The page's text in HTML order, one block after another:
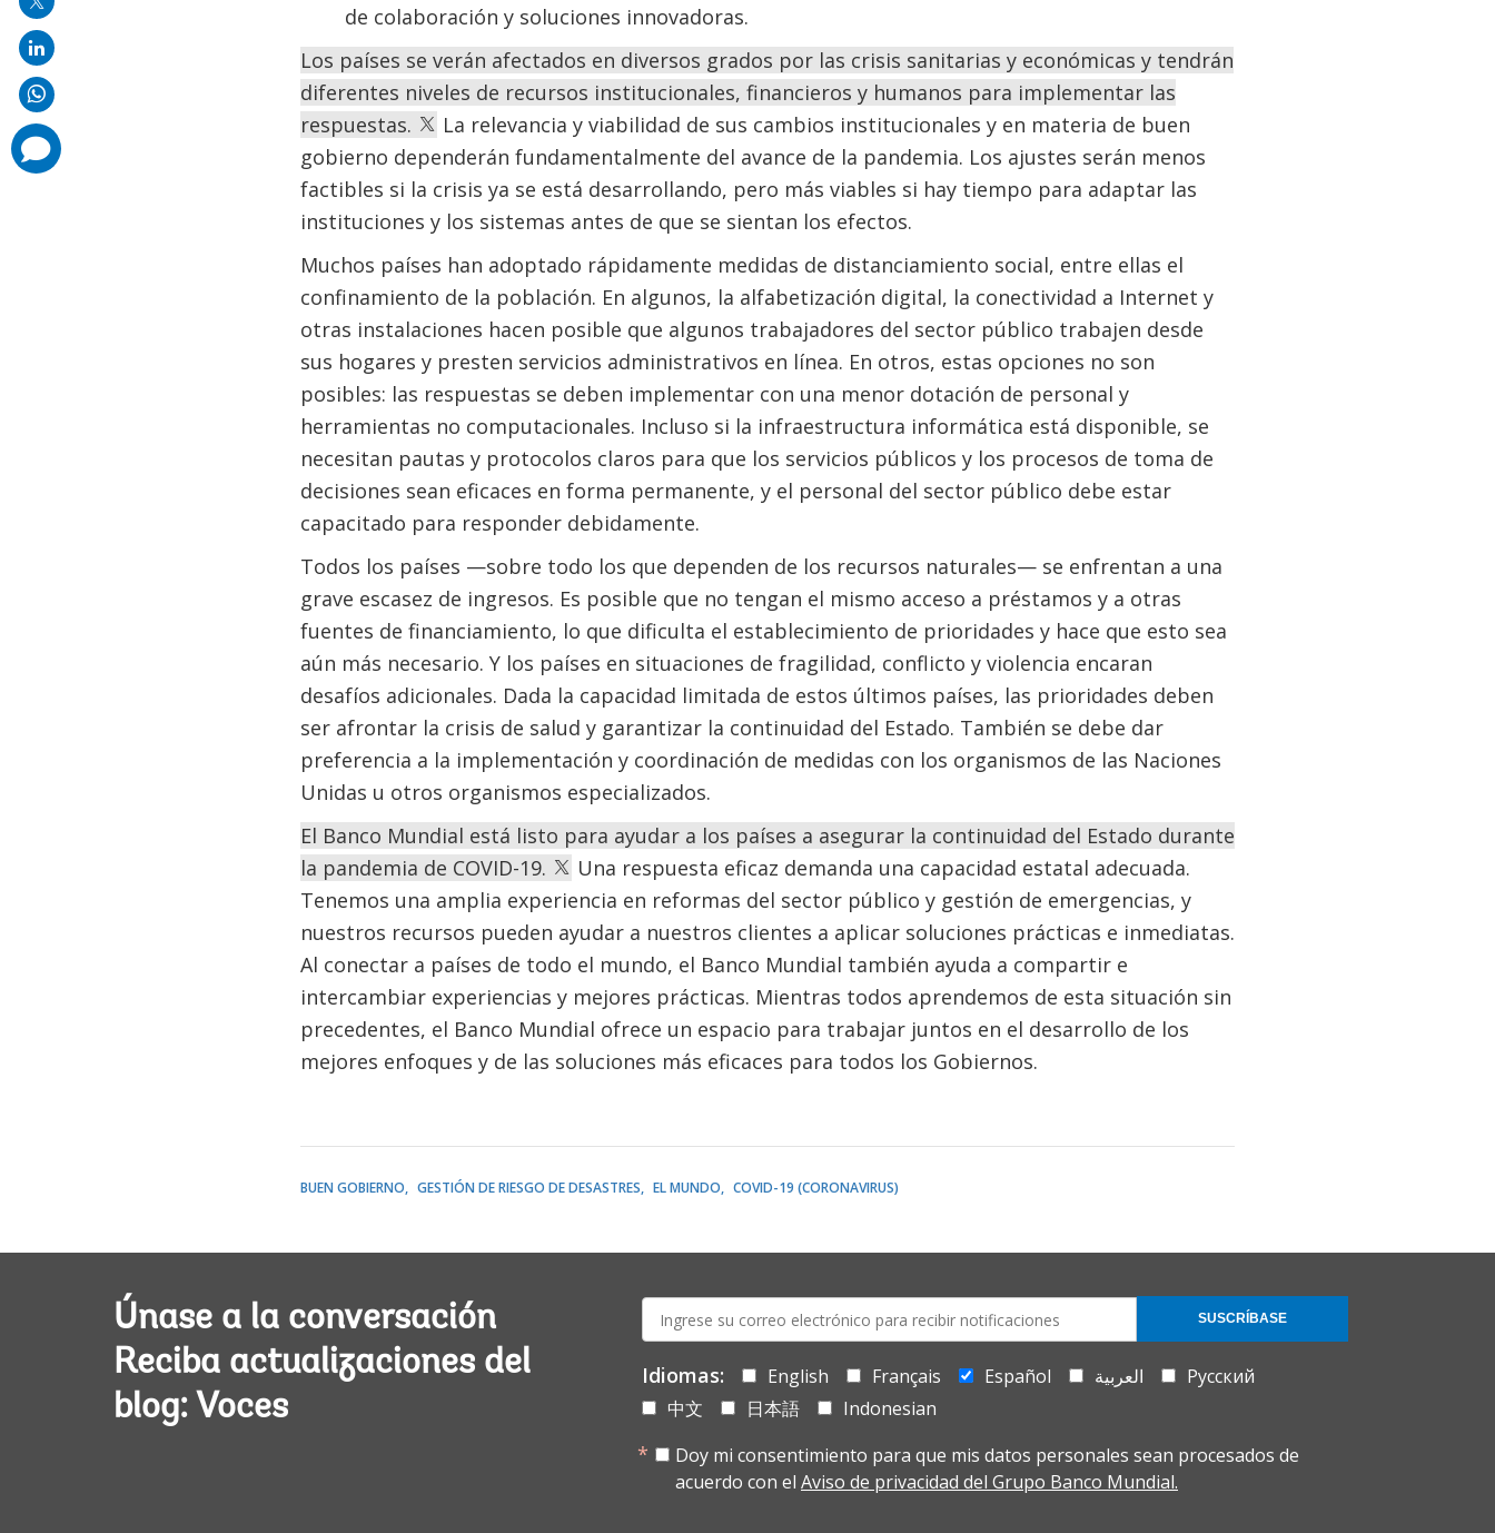
de colaboración y soluciones innovadoras.
Los países se verán afectados en diversos grados por las crisis sanitarias y económicas y tendrán
diferentes niveles de recursos institucionales, financieros y humanos para implementar las
respuestas.
La relevancia y viabilidad de sus cambios institucionales y en materia de buen
gobierno dependerán fundamentalmente del avance de la pandemia. Los ajustes serán menos
factibles si la crisis ya se está desarrollando, pero más viables si hay tiempo para adaptar las
instituciones y los sistemas antes de que se sientan los efectos.
Muchos países han adoptado rápidamente medidas de distanciamiento social, entre ellas el
confinamiento de la población. En algunos, la alfabetización digital, la conectividad a Internet y
otras instalaciones hacen posible que algunos trabajadores del sector público trabajen desde
sus hogares y presten servicios administrativos en línea. En otros, estas opciones no son
posibles: las respuestas se deben implementar con una menor dotación de personal y
herramientas no computacionales. Incluso si la infraestructura informática está disponible, se
necesitan pautas y protocolos claros para que los servicios públicos y los procesos de toma de
decisiones sean eficaces en forma permanente, y el personal del sector público debe estar
capacitado para responder debidamente.
Todos los países —sobre todo los que dependen de los recursos naturales— se enfrentan a una
grave escasez de ingresos. Es posible que no tengan el mismo acceso a préstamos y a otras
fuentes de financiamiento, lo que dificulta el establecimiento de prioridades y hace que esto sea
aún más necesario. Y los países en situaciones de fragilidad, conflicto y violencia encaran
desafíos adicionales. Dada la capacidad limitada de estos últimos países, las prioridades deben
ser afrontar la crisis de salud y garantizar la continuidad del Estado. También se debe dar
preferencia a la implementación y coordinación de medidas con los organismos de las Naciones
Unidas u otros organismos especializados.
El Banco Mundial está listo para ayudar a los países a asegurar la continuidad del Estado durante
la pandemia de COVID-19.
Una respuesta eficaz demanda una capacidad estatal adecuada.
Tenemos una amplia experiencia en reformas del sector público y gestión de emergencias, y
nuestros recursos pueden ayudar a nuestros clientes a aplicar soluciones prácticas e inmediatas.
Al conectar a países de todo el mundo, el Banco Mundial también ayuda a compartir e
intercambiar experiencias y mejores prácticas. Mientras todos aprendemos de esta situación sin
precedentes, el Banco Mundial ofrece un espacio para trabajar juntos en el desarrollo de los
mejores enfoques y de las soluciones más eficaces para todos los Gobiernos.
BUEN GOBIERNO GESTIÓN DE RIESGO DE DESASTRES EL MUNDO COVID-19 (CORONAVIRUS)
Únase a la conversación
Reciba actualizaciones del
blog: Voces
mail:
Idiomas: English Français Español العربية
Русский
中文
日本語
Indonesian
Doy mi consentimiento para que mis datos personales sean procesados de
acuerdo con el Aviso de privacidad del Grupo Banco Mundial.
SUSCRÍBASE
comments
added